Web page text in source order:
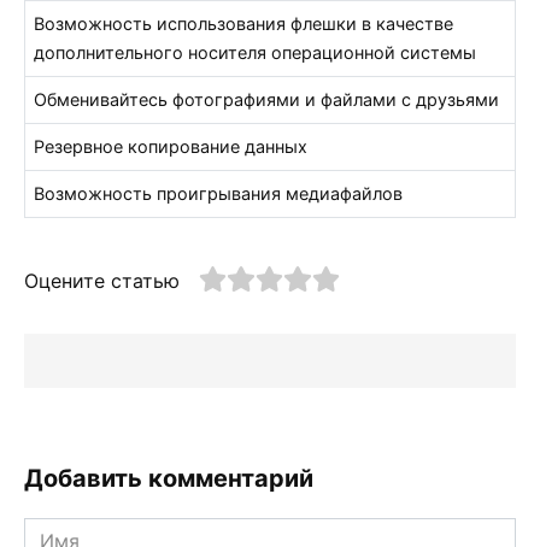
Возможность использования флешки в качестве
дополнительного носителя операционной системы
Обменивайтесь фотографиями и файлами с друзьями
Резервное копирование данных
Возможность проигрывания медиафайлов
Оцените статью
Добавить комментарий
Имя